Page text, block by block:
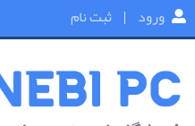
ورود | ثبت نام